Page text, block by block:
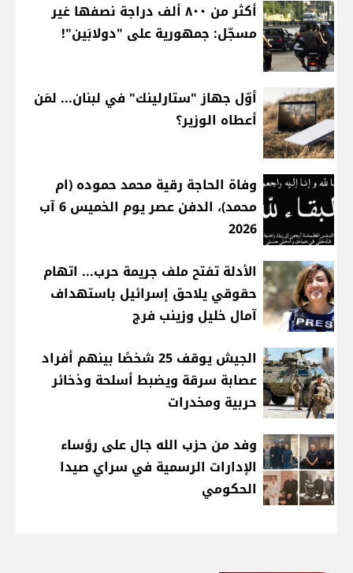
أكثر من ٨٠٠ ألف دراجة نصفها غير
مسجّل: جمهورية على "دولابَين"!
أوّل جهاز "ستارلينك" في لبنان... لمَن
أعطاه الوزير؟
وفاة الحاجة رقية محمد حموده (ام
محمد)، الدفن عصر يوم الخميس 6 آب
2026
الأدلة تفتح ملف جريمة حرب... اتهام
حقوقي يلاحق إسرائيل باستهداف
آمال خليل وزينب فرج
الجيش يوقف 25 شخصًا بينهم أفراد
عصابة سرقة ويضبط أسلحة وذخائر
حربية ومخدرات
وفد من حزب الله جال على رؤساء
الإدارات الرسمية في سراي صيدا
الحكومي